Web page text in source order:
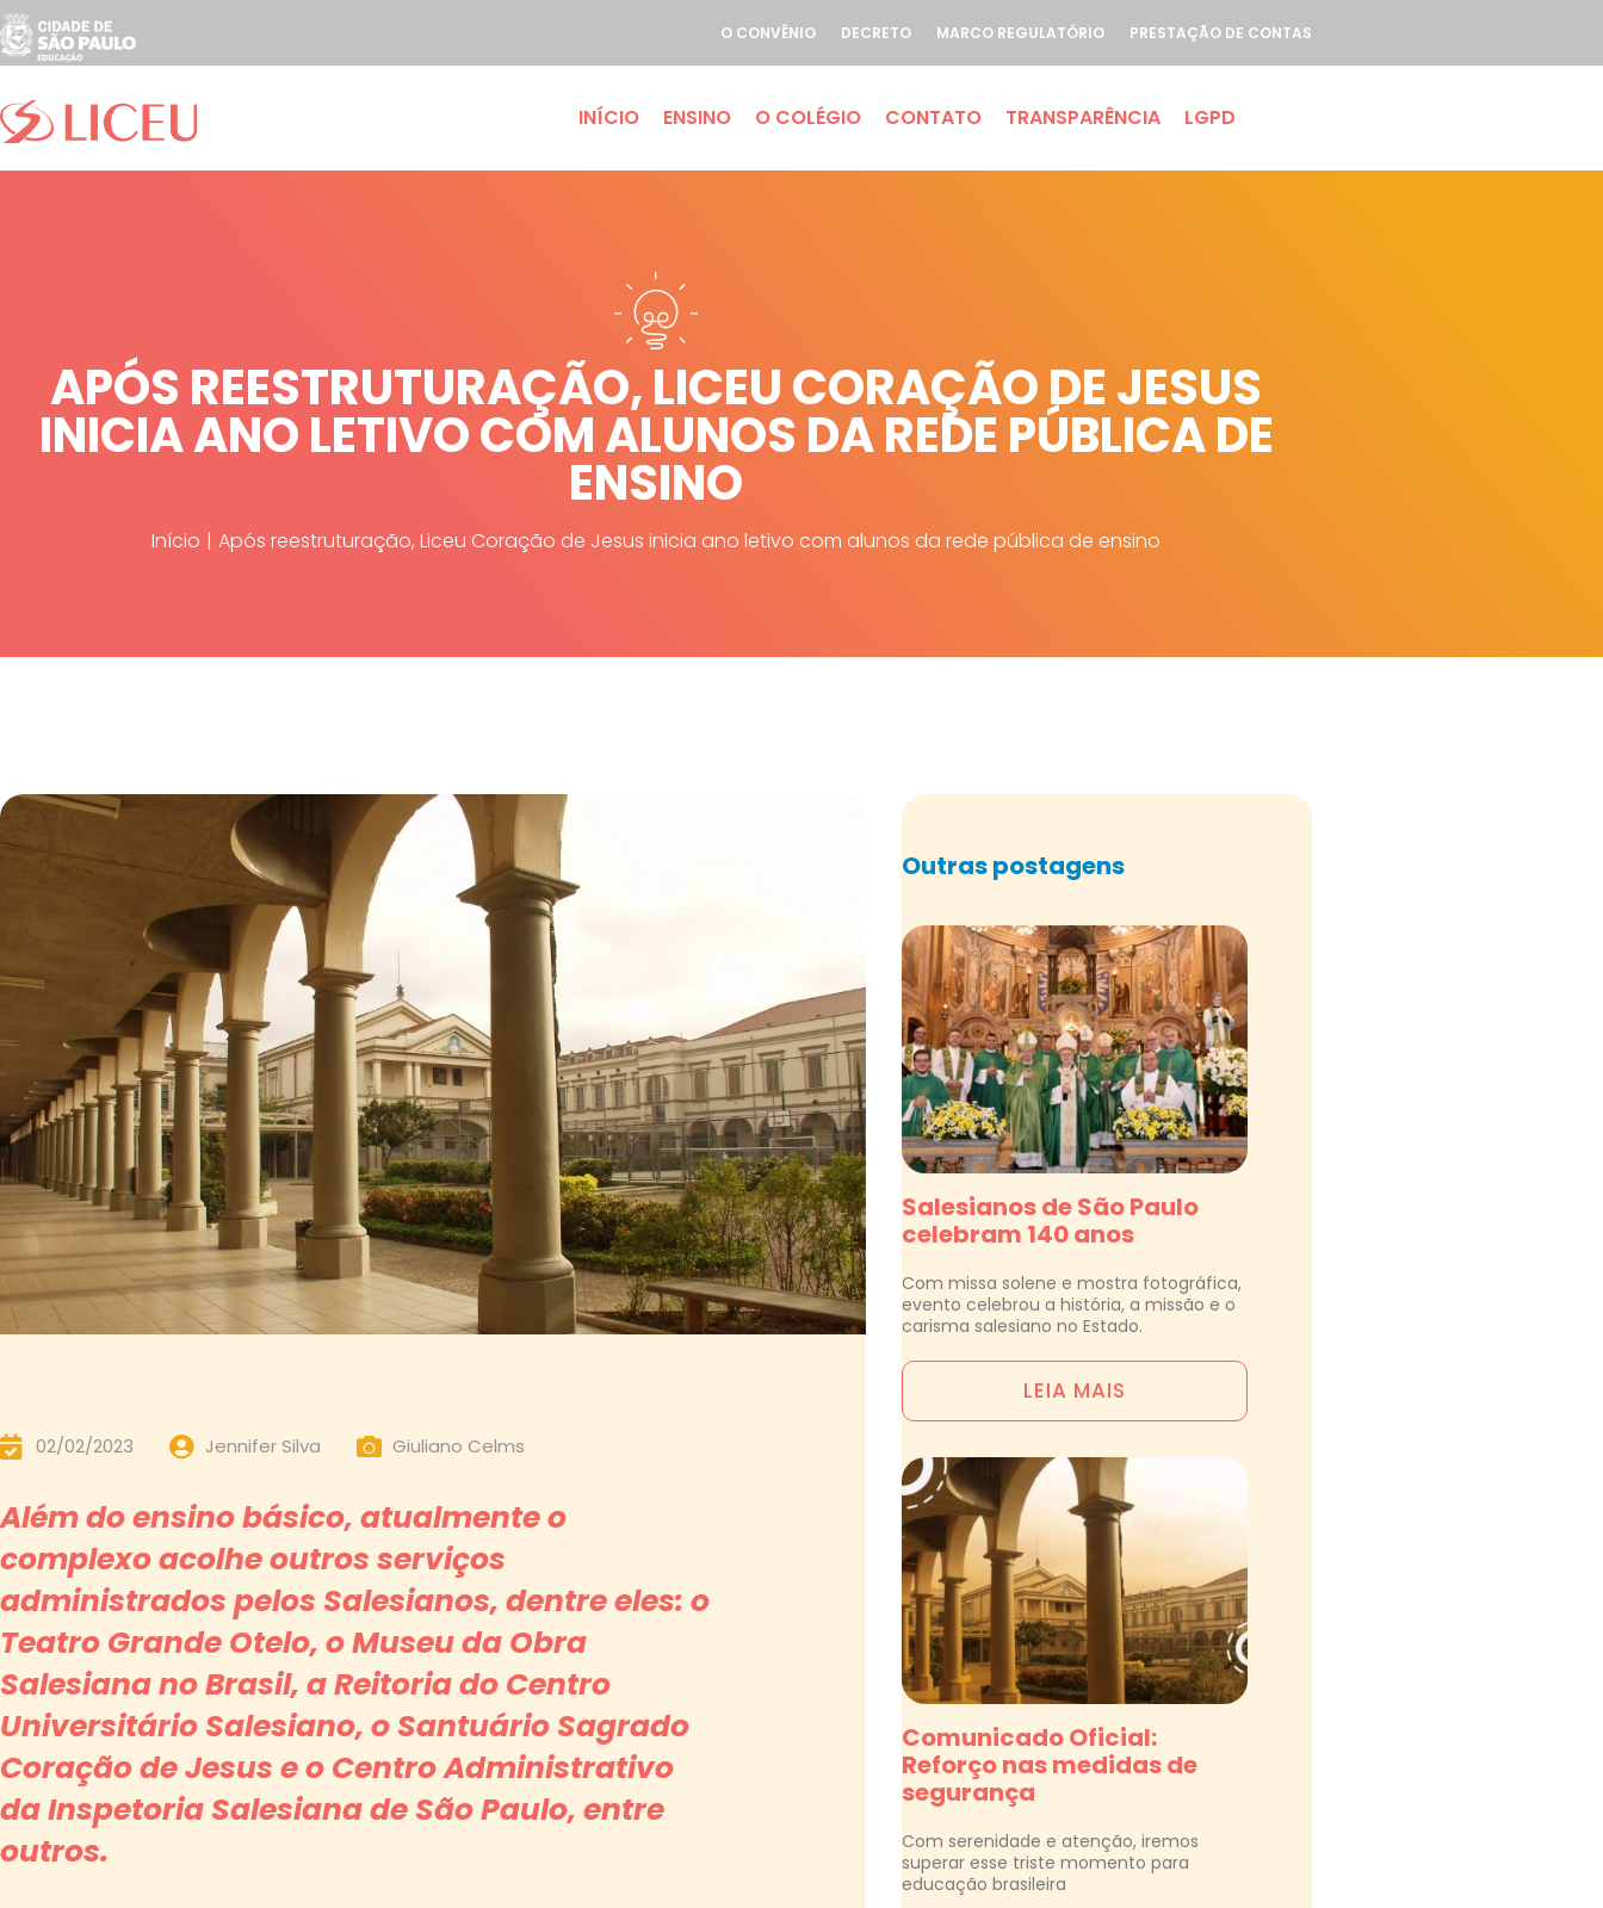
O CONVÊNIO DECRETO MARCO REGULATÓRIO PRESTAÇÃO DE CONTAS
INÍCIO ENSINO O COLÉGIO CONTATO TRANSPARÊNCIA LGPD
APÓS REESTRUTURAÇÃO, LICEU CORAÇÃO DE JESUS
INICIA ANO LETIVO COM ALUNOS DA REDE PÚBLICA DE
ENSINO
Início | Após reestruturação, Liceu Coração de Jesus inicia ano letivo com alunos da rede pública de ensino
02/02/2023 Jennifer Silva Giuliano Celms
Além do ensino básico, atualmente o
complexo acolhe outros serviços
administrados pelos Salesianos, dentre eles: o
Teatro Grande Otelo, o Museu da Obra
Salesiana no Brasil, a Reitoria do Centro
Universitário Salesiano, o Santuário Sagrado
Coração de Jesus e o Centro Administrativo
da Inspetoria Salesiana de São Paulo, entre
outros.
Outras postagens
Salesianos de São Paulo
celebram 140 anos
Com missa solene e mostra fotográfica,
evento celebrou a história, a missão e o
carisma salesiano no Estado.
LEIA MAIS
Comunicado Oficial:
Reforço nas medidas de
segurança
Com serenidade e atenção, iremos
superar esse triste momento para
educação brasileira